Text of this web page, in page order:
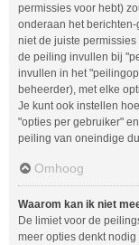
permissies voor hebt)
onderaan het
niet de juiste
de peiling invullen bij
invullen in het
beheerder), met elke
Je kunt ook instellen
"opties per gebruiker"
peiling van oneindige
Omhoog
Waarom kan ik niet
De limiet voor de
meer opties denkt